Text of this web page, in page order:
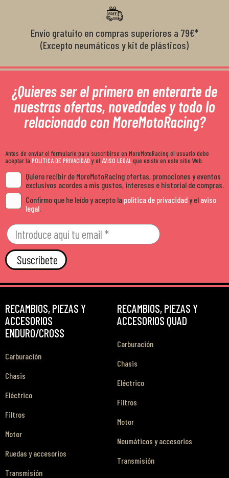
Envío gratuito en compras superiores a 79€*
(Excepto neumáticos y kit de plásticos)
¿Quieres ser el primero en enterarte de
nuestras ofertas, novedades y todo lo
relacionado con MoreMotoRacing?
Antes de enviar el formulario para suscribirse en MoreMotoRacing el usuario debe
aceptar la POLÍTICA DE PRIVACIDADy el AVISO LEGALque existe en este sitio Web.
Quiero recibir de MoreMotoRacing ofertas, promociones y eventos
exclusivos acordes a mis gustos, intereses e historial de compras.
Confirmo que he leído y acepto la política de privacidady el aviso
legal
Suscríbete
RECAMBIOS, PIEZAS Y
ACCESORIOS
ENDURO/CROSS
Carburación
Chasis
Eléctrico
Filtros
Motor
Ruedas y accesorios
Transmisión
RECAMBIOS, PIEZAS Y
ACCESORIOS QUAD
Carburación
Chasis
Eléctrico
Filtros
Motor
Neumáticos y accesorios
Transmisión